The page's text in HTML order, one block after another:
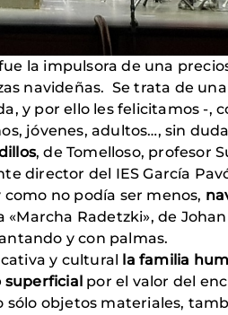
la impulsora de una
navideñas. Se trata de
y por ello les felicitamos -,
jóvenes, adultos…, sin
, de Tomelloso, profesor
director del IES García
como no podía ser menos,
«Marcha Radetzki», de
y con palmas.
y cultural la familia
superficial por el valor del
objetos materiales,